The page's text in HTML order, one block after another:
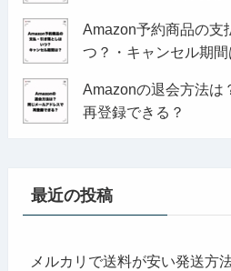
Amazon予約商品の支
つ？・キャンセル期間
Amazonの退会方法は
再登録できる？
最近の投稿
メルカリで送料が安い発送方